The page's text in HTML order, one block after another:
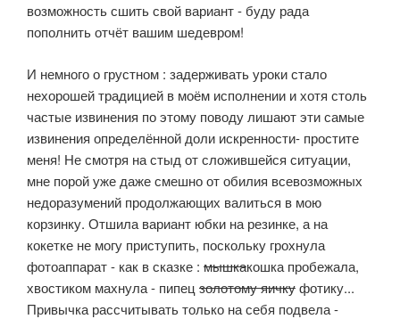
возможность сшить свой вариант - буду рада
пополнить отчёт вашим шедевром!
И немного о грустном : задерживать уроки стало
нехорошей традицией в моём исполнении и хотя столь
частые извинения по этому поводу лишают эти самые
извинения определённой доли искренности- простите
меня! Не смотря на стыд от сложившейся ситуации,
мне порой уже даже смешно от обилия всевозможных
недоразумений продолжающих валиться в мою
корзинку. Отшила вариант юбки на резинке, а на
кокетке не могу приступить, поскольку грохнула
фотоаппарат - как в сказке : мышкакошка пробежала,
хвостиком махнула - пипец золотому яичкуфотику...
Привычка рассчитывать только на себя подвела -